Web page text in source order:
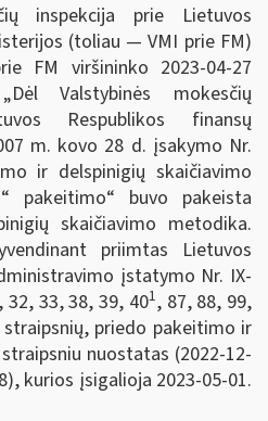
inspekcija prie Lietuvos
(toliau ― VMI prie FM)
FM viršininko 2023-04-27
Valstybinės mokesčių
Respublikos finansų
m. kovo 28 d. įsakymo Nr.
ir delspinigių skaičiavimo
pakeitimo“ buvo pakeista
skaičiavimo metodika.
priimtas Lietuvos
įstatymo Nr. IX-
33, 38, 39, 401, 87, 88, 99,
priedo pakeitimo ir
straipsniu nuostatas (2022-12-
kurios įsigalioja 2023-05-01.